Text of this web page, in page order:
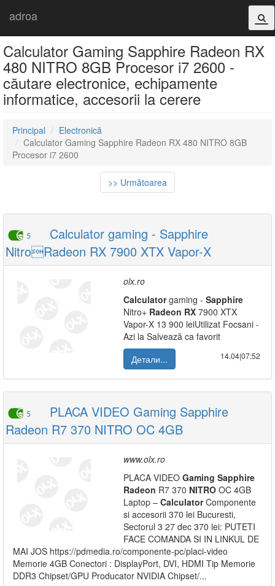
adroa
Calculator Gaming Sapphire Radeon RX
480 NITRO 8GB Procesor i7 2600 -
căutare electronice, echipamente
informatice, accesorii la cerere
Principal
Electronică
Calculator Gaming Sapphire Radeon RX 480 NITRO 8GB
Procesor i7 2600
>> Următoarea
5
Calculator gaming - Sapphire
NitroRadeon RX 7900 XTX Vapor-X
olx.ro
Calculatorgaming - Sapphire
Nitro+ Radeon RX 7900 XTX
Vapor-X 13 900 leiUtilizat Focsani -
Azi la Salvează ca favorit
Детали...
14.04|07:52
5
PLACA VIDEO Gaming Sapphire
Radeon R7 370 NITRO OC 4GB
www.olx.ro
PLACA VIDEO Gaming Sapphire
Radeon R7 370 NITRO OC 4GB
Laptop – CalculatorComponente
si accesorii 370 lei Bucuresti,
Sectorul 3 27 dec 370 lei: PUTETI
FACE COMANDA SI IN LINKUL DE
MAI JOS https://pdmedia.ro/componente-pc/placi-video
Memorie 4GB Conectori : DisplayPort, DVI, HDMI Tip Memorie
DDR3 Chipset/GPU Producator NVIDIA Chipset/...